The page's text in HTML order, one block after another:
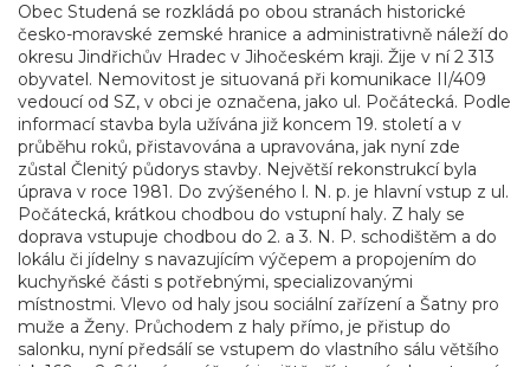
Obec Studená se rozkládá po obou stranách historické
česko-moravské zemské hranice a administrativně náleží do
okresu Jindřichův Hradec v Jihočeském kraji. Žije v ní 2 313
obyvatel. Nemovitost je situovaná při komunikace II/409
vedoucí od SZ, v obci je označena, jako ul. Počátecká. Podle
informací stavba byla užívána již koncem 19. století a v
průběhu roků, přistavována a upravována, jak nyní zde
zůstal Členitý půdorys stavby. Největší rekonstrukcí byla
úprava v roce 1981. Do zvýšeného l. N. p. je hlavní vstup z ul.
Počátecká, krátkou chodbou do vstupní haly. Z haly se
doprava vstupuje chodbou do 2. a 3. N. P. schodištěm a do
lokálu či jídelny s navazujícím výčepem a propojením do
kuchyňské části s potřebnými, specializovanými
místnostmi. Vlevo od haly jsou sociální zařízení a Šatny pro
muže a Ženy. Průchodem z haly přímo, je přistup do
salonku, nyní předsálí se vstupem do vlastního sálu většího